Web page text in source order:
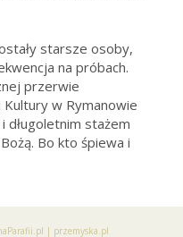
starsze osoby,
na próbach.
przerwie
w Rymanowie
długoletnim stażem
Bo kto śpiewa i
| przemyska.pl